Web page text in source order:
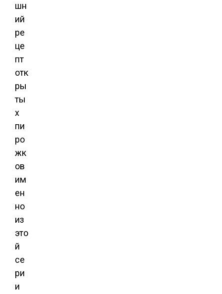
шн
ий
ре
це
пт
отк
ры
ты
х
пи
ро
жк
ов
им
ен
но
из
это
й
се
ри
и